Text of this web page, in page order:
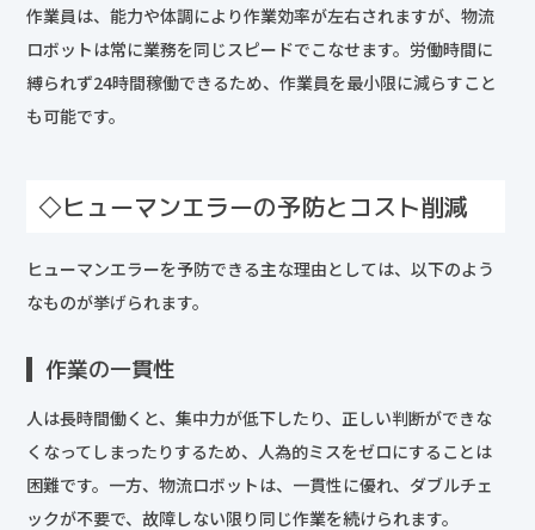
作業員は、能力や体調により作業効率が左右されますが、物流
ロボットは常に業務を同じスピードでこなせます。労働時間に
縛られず24時間稼働できるため、作業員を最小限に減らすこと
も可能です。
◇ヒューマンエラーの予防とコスト削減
ヒューマンエラーを予防できる主な理由としては、以下のよう
なものが挙げられます。
作業の一貫性
人は長時間働くと、集中力が低下したり、正しい判断ができな
くなってしまったりするため、人為的ミスをゼロにすることは
困難です。一方、物流ロボットは、一貫性に優れ、ダブルチェ
ックが不要で、故障しない限り同じ作業を続けられます。